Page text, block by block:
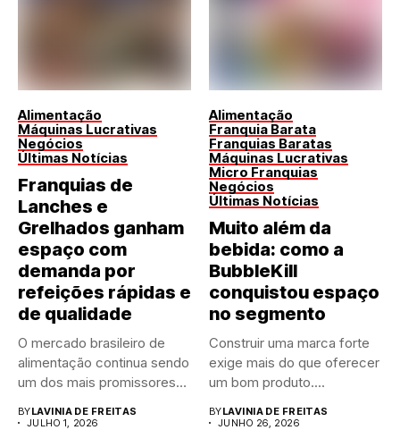
Alimentação
Máquinas Lucrativas
Negócios
Últimas Notícias
Franquias de
Lanches e
Grelhados ganham
espaço com
demanda por
refeições rápidas e
de qualidade
O mercado brasileiro de
alimentação continua sendo
um dos mais promissores
BYLAVINIA DE FREITAS
JULHO 1, 2026
Alimentação
Franquia Barata
Franquias Baratas
Máquinas Lucrativas
Micro Franquias
Negócios
Últimas Notícias
Muito além da
bebida: como a
BubbleKill
conquistou espaço
no segmento
Construir uma marca forte
exige mais do que oferecer
um bom produto....
BYLAVINIA DE FREITAS
JUNHO 26, 2026